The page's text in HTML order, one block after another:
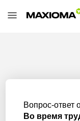
Вопрос-ответ
Во время